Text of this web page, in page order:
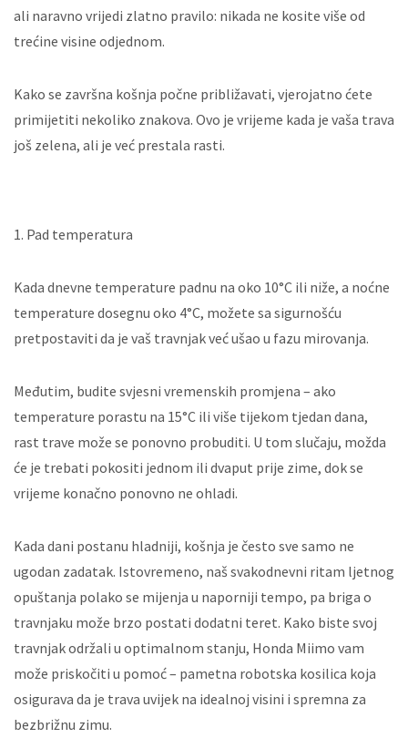
ali naravno vrijedi zlatno pravilo: nikada ne kosite više od
trećine visine odjednom.
Kako se završna košnja počne približavati, vjerojatno ćete
primijetiti nekoliko znakova. Ovo je vrijeme kada je vaša trava
još zelena, ali je već prestala rasti.
1. Pad temperatura
Kada dnevne temperature padnu na oko 10°C ili niže, a noćne
temperature dosegnu oko 4°C, možete sa sigurnošću
pretpostaviti da je vaš travnjak već ušao u fazu mirovanja.
Međutim, budite svjesni vremenskih promjena – ako
temperature porastu na 15°C ili više tijekom tjedan dana,
rast trave može se ponovno probuditi. U tom slučaju, možda
će je trebati pokositi jednom ili dvaput prije zime, dok se
vrijeme konačno ponovno ne ohladi.
Kada dani postanu hladniji, košnja je često sve samo ne
ugodan zadatak. Istovremeno, naš svakodnevni ritam ljetnog
opuštanja polako se mijenja u naporniji tempo, pa briga o
travnjaku može brzo postati dodatni teret. Kako biste svoj
travnjak održali u optimalnom stanju, Honda Miimo vam
može priskočiti u pomoć – pametna robotska kosilica koja
osigurava da je trava uvijek na idealnoj visini i spremna za
bezbrižnu zimu.